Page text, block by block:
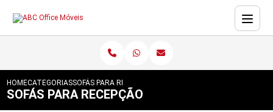
HOMECATEGORIASSOFÁS PARA RECEPÇÃO
SOFÁS PARA RECEPÇÃO